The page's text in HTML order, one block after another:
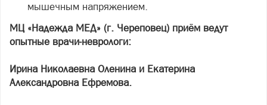
мышечным напряжением.
МЦ «Надежда МЕД» (г. Череповец) приём ведут
опытные врачи-неврологи:
Ирина Николаевна Оленина и Екатерина
Александровна Ефремова.